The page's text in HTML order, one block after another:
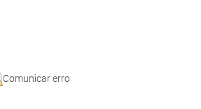
Comunicar erro